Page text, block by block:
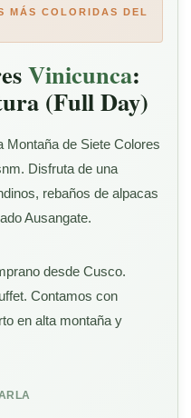
MÁS COLORIDAS DEL
Vinicunca:
(Full Day)
Montaña de Siete Colores
Disfruta de una
rebaños de alpacas
Ausangate.
desde Cusco.
Contamos con
en alta montaña y